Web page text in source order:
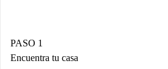
PASO 1
Encuentra tu casa